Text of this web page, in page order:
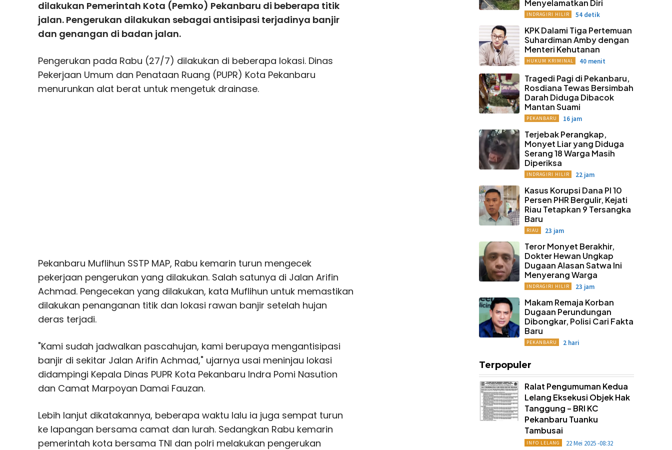
dilakukan Pemerintah Kota (Pemko) Pekanbaru di beberapa titik
jalan. Pengerukan dilakukan sebagai antisipasi terjadinya banjir
dan genangan di badan jalan.
Pengerukan pada Rabu (27/7) dilakukan di beberapa lokasi. Dinas
Pekerjaan Umum dan Penataan Ruang (PUPR) Kota Pekanbaru
menurunkan alat berat untuk mengetuk drainase.
Pekanbaru Muflihun SSTP MAP, Rabu kemarin turun mengecek
pekerjaan pengerukan yang dilakukan. Salah satunya di Jalan Arifin
Achmad. Pengecekan yang dilakukan, kata Muflihun untuk memastikan
dilakukan penanganan titik dan lokasi rawan banjir setelah hujan
deras terjadi.
"Kami sudah jadwalkan pascahujan, kami berupaya mengantisipasi
banjir di sekitar Jalan Arifin Achmad," ujarnya usai meninjau lokasi
didampingi Kepala Dinas PUPR Kota Pekanbaru Indra Pomi Nasution
dan Camat Marpoyan Damai Fauzan.
Lebih lanjut dikatakannya, beberapa waktu lalu ia juga sempat turun
ke lapangan bersama camat dan lurah. Sedangkan Rabu kemarin
pemerintah kota bersama TNI dan polri melakukan pengerukan
Menyelamatkan Diri
INDRAGIRI HILIR 54 detik
KPK Dalami Tiga Pertemuan
Suhardiman Amby dengan
Menteri Kehutanan
HUKUM KRIMINAL 40 menit
Tragedi Pagi di Pekanbaru,
Rosdiana Tewas Bersimbah
Darah Diduga Dibacok
Mantan Suami
PEKANBARU 16 jam
Terjebak Perangkap,
Monyet Liar yang Diduga
Serang 18 Warga Masih
Diperiksa
INDRAGIRI HILIR 22 jam
Kasus Korupsi Dana PI 10
Persen PHR Bergulir, Kejati
Riau Tetapkan 9 Tersangka
Baru
RIAU 23 jam
Teror Monyet Berakhir,
Dokter Hewan Ungkap
Dugaan Alasan Satwa Ini
Menyerang Warga
INDRAGIRI HILIR 23 jam
Makam Remaja Korban
Dugaan Perundungan
Dibongkar, Polisi Cari Fakta
Baru
PEKANBARU 2 hari
Terpopuler
Ralat Pengumuman Kedua
Lelang Eksekusi Objek Hak
Tanggung – BRI KC
Pekanbaru Tuanku
Tambusai
INFO LELANG 22 Mei 2025 -08:32